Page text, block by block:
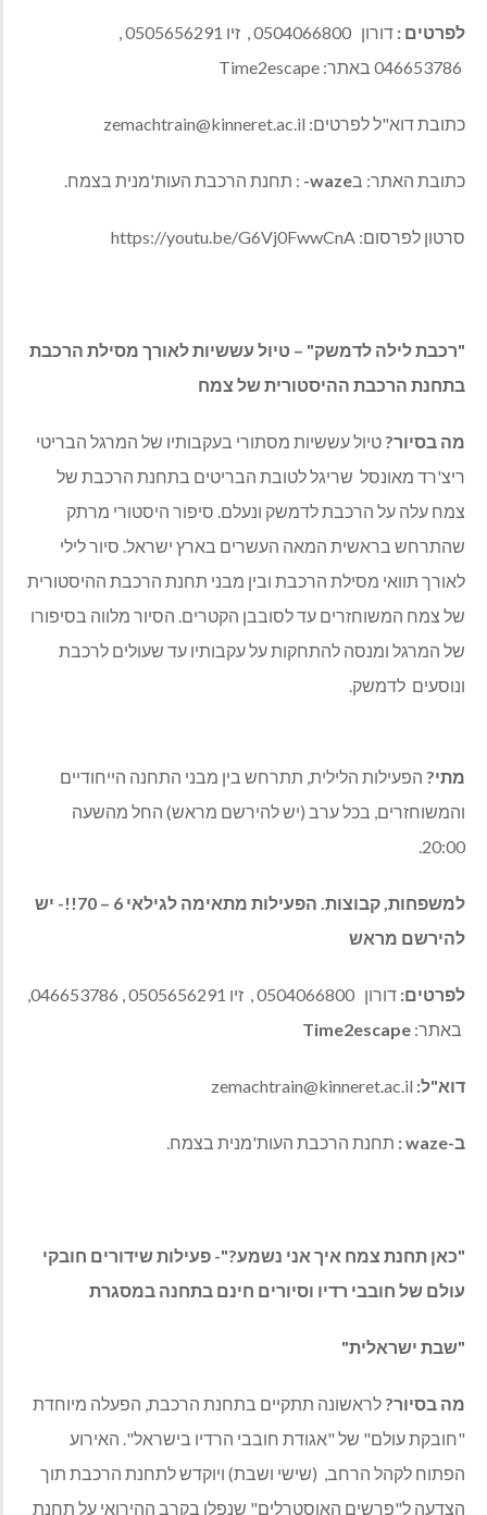
לפרטים :
דורון 0504066800 , זיו 0505656291 ,
כתובת דוא"ל לפרטים:zemachtrain@kinneret.ac.il
כתובת האתר: ב waze- : תחנת הרכבת העות'מנית בצמח.
סרטון לפרסום: https://youtu.be/G6Vj0FwwCnA
"רכבת לילה לדמשק" – טיול עששיות לאורך מסילת הרכבת
בתחנת הרכבת ההיסטורית של צמח
מה בסיור?טיול עששיות מסתורי בעקבותיו של המרגל הבריטי
ריצ'רד מאונסל שריגל לטובת הבריטים בתחנת הרכבת של
צמח עלה על הרכבת לדמשק ונעלם. סיפור היסטורי מרתק
שהתרחש בראשית המאה העשרים בארץ ישראל. סיור לילי
לאורך תוואי מסילת הרכבת ובין מבני תחנת הרכבת ההיסטורית
של צמח המשוחזרים עד לסובבן הקטרים. הסיור מלווה בסיפורו
של המרגל ומנסה להתחקות על עקבותיו עד שעולים לרכבת
ונוסעים לדמשק.
מתי?הפעילות הלילית, תתרחש בין מבני התחנה הייחודיים
והמשוחזרים, בכל ערב (יש להירשם מראש) החל מהשעה
20:00.
למשפחות, קבוצות. הפעילות מתאימה לגילאי 6 – 70!!- יש
להירשם מראש
לפרטים:
דורון 0504066800 , זיו 0505656291 , 046653786,
באתר:Time2escape
דוא"ל:zemachtrain@kinneret.ac.il
ב-waze
:תחנת הרכבת העות'מנית בצמח.
"כאן תחנת צמח איך אני נשמע?"- פעילות שידורים חובקי
עולם של חובבי רדיו וסיורים חינם בתחנה במסגרת
"שבת ישראלית"
מה בסיור?לראשונה תתקיים בתחנת הרכבת, הפעלה מיוחדת
"חובקת עולם" של "אגודת חובבי הרדיו בישראל". האירוע
הפתוח לקהל הרחב, (שישי ושבת) ויוקדש לתחנת הרכבת תוך
הצדעה ל"פרשים האוסטרלים" שנפלו בקרב ההירואי על תחנת